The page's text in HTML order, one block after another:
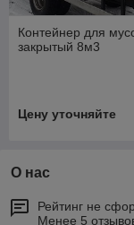
Контейнер для
закрытый 8м3
Цену уточняйте
О нас
Рейтинг не
Менее 5